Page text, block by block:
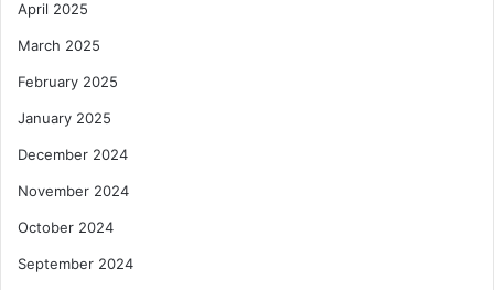
April 2025
March 2025
February 2025
January 2025
December 2024
November 2024
October 2024
September 2024